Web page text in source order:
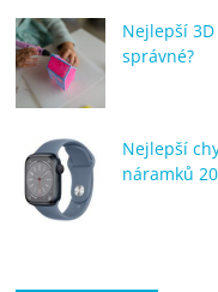
Nejlepší
správné?
Nejlepší
náramků